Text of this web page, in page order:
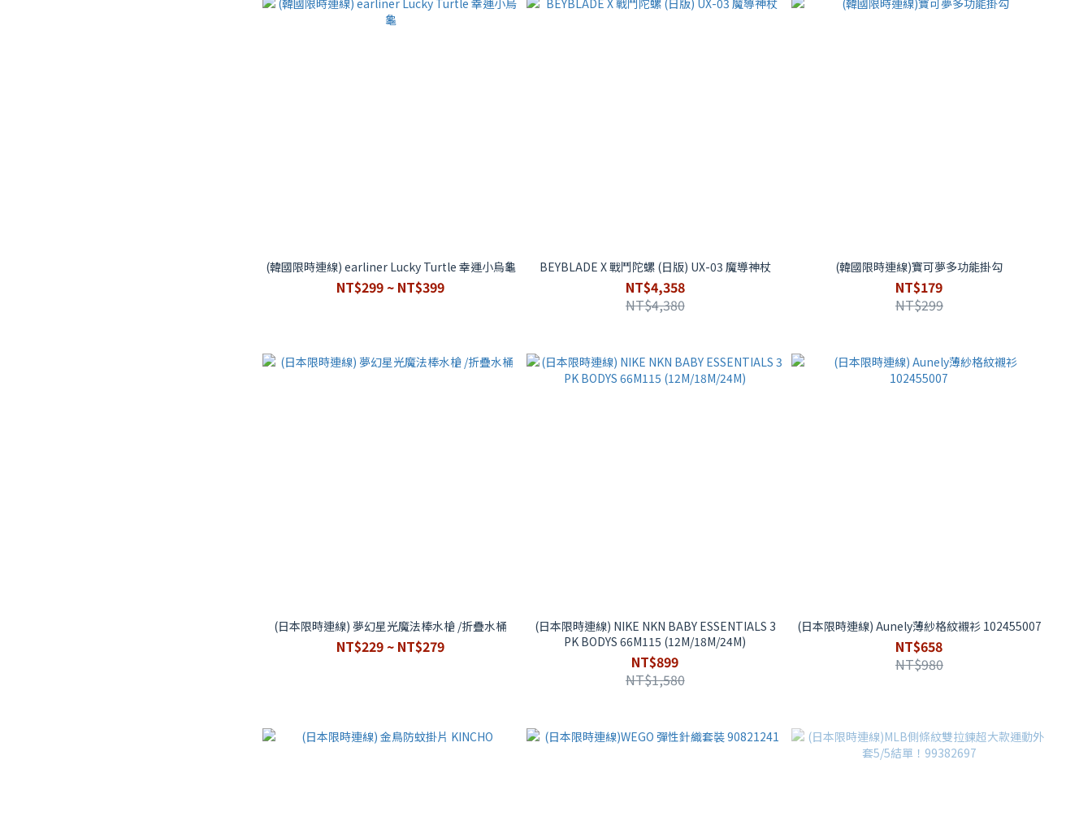
(韓國限時連線) earliner Lucky Turtle 幸運小烏龜
NT$299 ~ NT$399
BEYBLADE X 戰鬥陀螺 (日版) UX-03 魔導神杖
NT$4,358
NT$4,380
(韓國限時連線)寶可夢多功能掛勾
NT$179
NT$299
(日本限時連線) 夢幻星光魔法棒水槍 /折疊水桶
NT$229 ~ NT$279
(日本限時連線) NIKE NKN BABY ESSENTIALS 3
PK BODYS 66M115 (12M/18M/24M)
NT$899
NT$1,580
(日本限時連線) Aunely薄紗格紋襯衫 102455007
NT$658
NT$980